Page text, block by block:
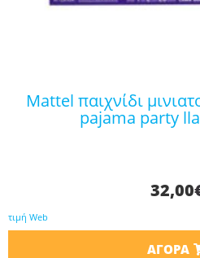
mattel παιχνίδι μινιατούρα polly pocket
pajama party
32,00
τιμή Web
ΑΓΟΡΆ